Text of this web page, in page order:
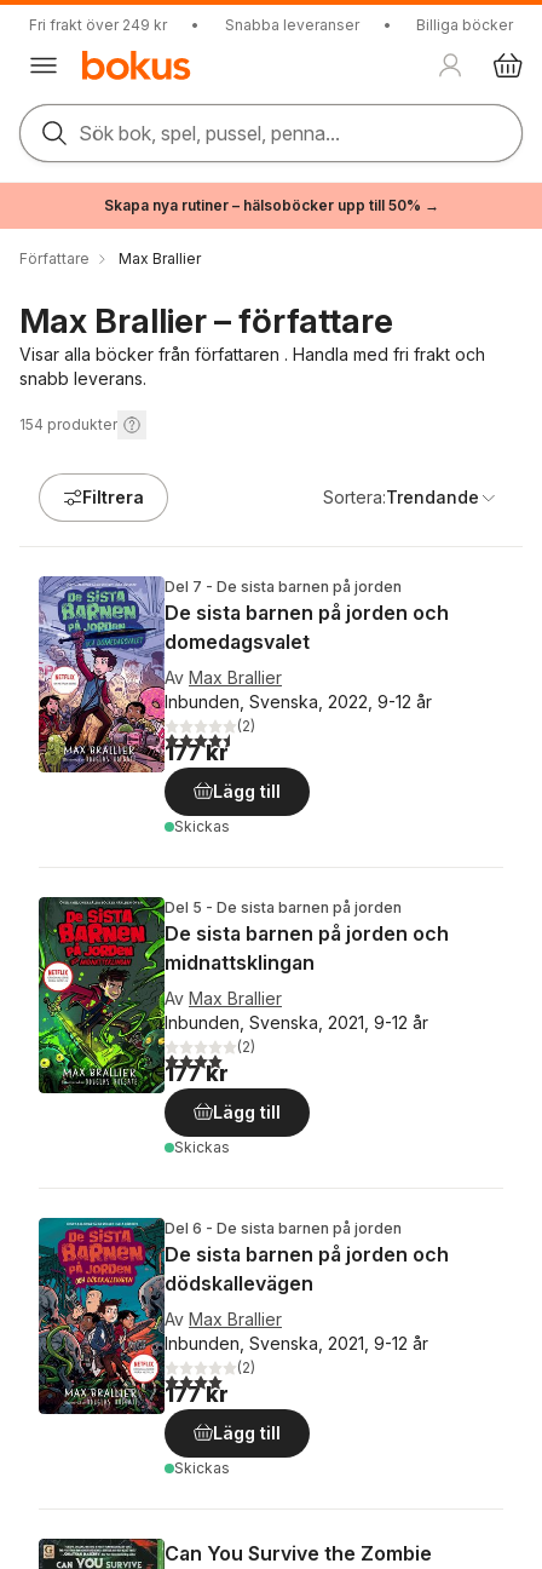
Fri frakt över 249 kr • Snabba leveranser • Billiga böcker
Sök bok, spel, pussel, penna...
Skapa nya rutiner – hälsoböcker upp till 50% →
Författare Max Brallier
Max Brallier – författare
Visar alla böcker från författaren . Handla med fri frakt och
snabb leverans.
154 produkter
Filtrera Sortera:Trendande
Del 7 - De sista barnen på jorden
De sista barnen på jorden och
domedagsvalet
Av Max Brallier
Inbunden, Svenska, 2022, 9-12 år
4,5utav 5 stjärnor. Totalt antal röster:
(2)
177 kr
Lägg till
Skickas
Del 5 - De sista barnen på jorden
De sista barnen på jorden och
midnattsklingan
Av Max Brallier
Inbunden, Svenska, 2021, 9-12 år
4,0utav 5 stjärnor. Totalt antal röster:
(2)
177 kr
Lägg till
Skickas
Del 6 - De sista barnen på jorden
De sista barnen på jorden och
dödskallevägen
Av Max Brallier
Inbunden, Svenska, 2021, 9-12 år
4,0utav 5 stjärnor. Totalt antal röster:
(2)
177 kr
Lägg till
Skickas
Can You Survive the Zombie